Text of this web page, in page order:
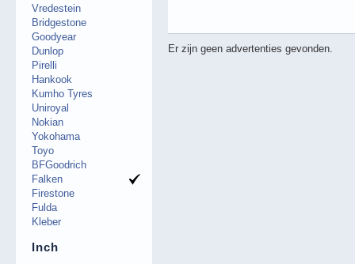
Er zijn geen advertenties gevonden.
Vredestein
Bridgestone
Goodyear
Dunlop
Pirelli
Hankook
Kumho Tyres
Uniroyal
Nokian
Yokohama
Toyo
BFGoodrich
Falken
Firestone
Fulda
Kleber
Inch